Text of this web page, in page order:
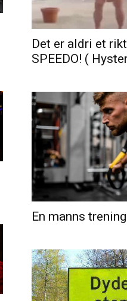
Det er aldri et
SPEEDO! (
En manns